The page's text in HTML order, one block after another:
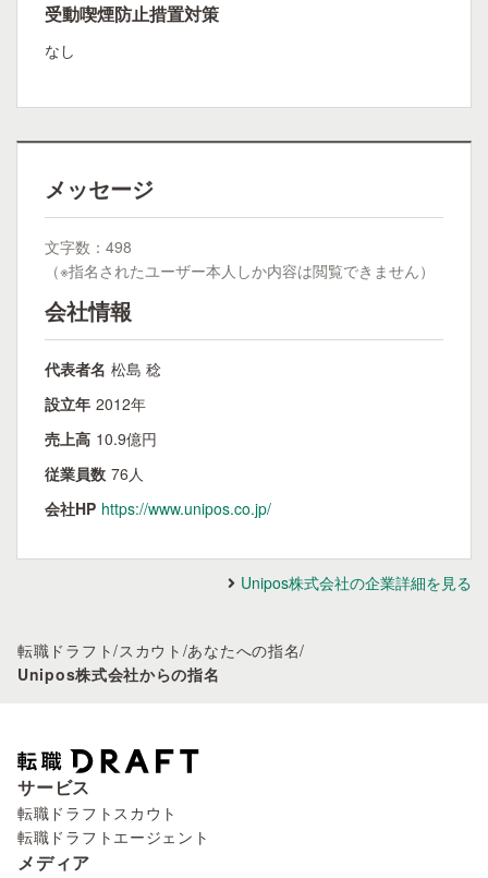
受動喫煙防止措置対策
なし
メッセージ
文字数：498
（※指名されたユーザー本人しか内容は閲覧できません）
会社情報
代表者名 松島 稔
設立年 2012年
売上高 10.9億円
従業員数 76人
会社HP https://www.unipos.co.jp/
Unipos株式会社の企業詳細を見る
転職ドラフト/スカウト /あなたへの指名/
Unipos株式会社からの指名
サービス
転職ドラフトスカウト
転職ドラフトエージェント
メディア